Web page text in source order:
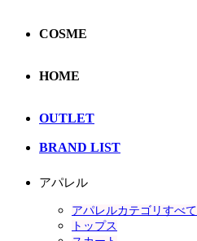
COSME
HOME
OUTLET
BRAND LIST
アパレル
アパレルカテゴリすべて
トップス